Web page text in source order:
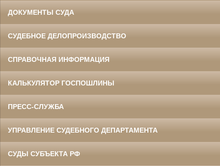
ДОКУМЕНТЫ СУДА
СУДЕБНОЕ ДЕЛОПРОИЗВОДСТВО
СПРАВОЧНАЯ ИНФОРМАЦИЯ
КАЛЬКУЛЯТОР ГОСПОШЛИНЫ
ПРЕСС-СЛУЖБА
УПРАВЛЕНИЕ СУДЕБНОГО ДЕПАРТАМЕНТА
СУДЫ СУБЪЕКТА РФ